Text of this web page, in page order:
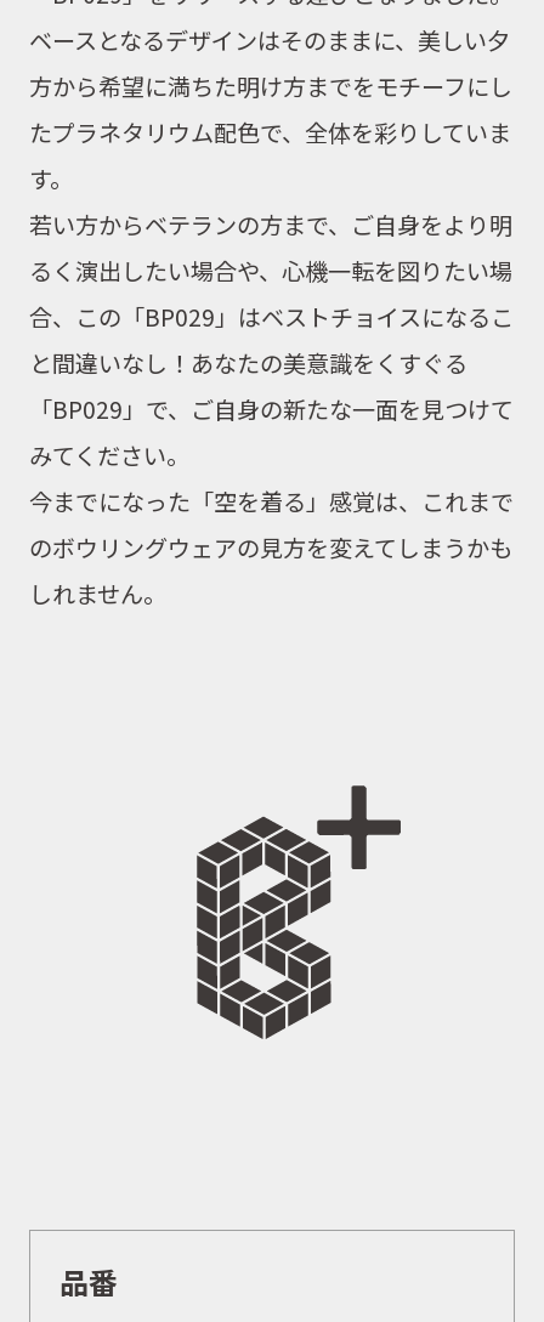
ベースとなるデザインはそのままに、 美しい夕
方から希望に満ちた明け方までをモチーフにし
たプラネタリウム配色で、全体を彩りしていま
す。
若い方からベテランの方まで、ご自身をより明
るく演出したい場合や、心機一転を図りたい場
合、この「BP029」はベストチョイスになるこ
と間違いなし！あなたの美意識をくすぐる
「BP029」で、ご自身の新たな一面を見つけて
みてください。
今までになった「空を着る」感覚は、これまで
のボウリングウェアの見方を変えてしまうかも
しれません。
品番